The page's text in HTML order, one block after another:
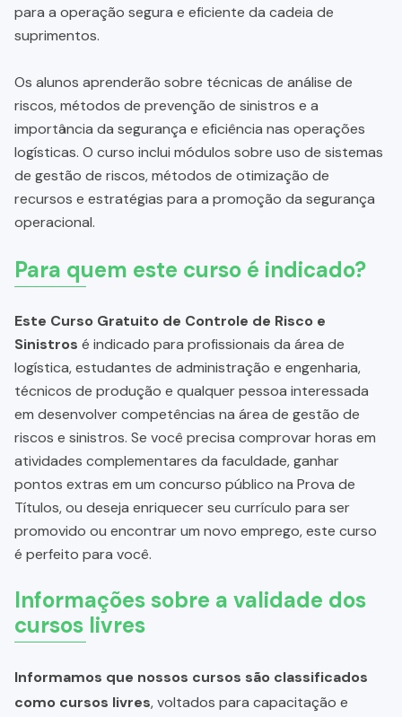
para a operação segura e eficiente da cadeia de
suprimentos.
Os alunos aprenderão sobre técnicas de análise de
riscos, métodos de prevenção de sinistros e a
importância da segurança e eficiência nas operações
logísticas. O curso inclui módulos sobre uso de sistemas
de gestão de riscos, métodos de otimização de
recursos e estratégias para a promoção da segurança
operacional.
Para quem este curso é indicado?
Este Curso Gratuito de Controle de Risco e
Sinistros é indicado para profissionais da área de
logística, estudantes de administração e engenharia,
técnicos de produção e qualquer pessoa interessada
em desenvolver competências na área de gestão de
riscos e sinistros. Se você precisa comprovar horas em
atividades complementares da faculdade, ganhar
pontos extras em um concurso público na Prova de
Títulos, ou deseja enriquecer seu currículo para ser
promovido ou encontrar um novo emprego, este curso
é perfeito para você.
Informações sobre a validade dos
cursos livres
Informamos que nossos cursos são classificados
como cursos livres, voltados para capacitação e